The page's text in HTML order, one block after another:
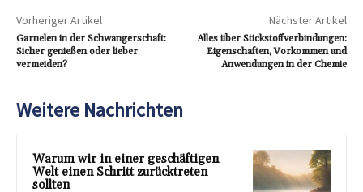
Vorheriger Artikel
Garnelen in der Schwangerschaft:
Sicher genießen oder lieber
vermeiden?
Nächster Artikel
Alles über Stickstoffverbindungen:
Eigenschaften, Vorkommen und
Anwendungen in der Chemie
Weitere Nachrichten
Warum wir in einer geschäftigen
Welt einen Schritt zurücktreten
sollten